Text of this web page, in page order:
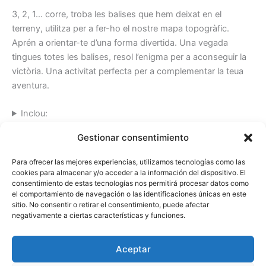
Gestionar consentimiento
Para ofrecer las mejores experiencias, utilizamos tecnologías como las
cookies para almacenar y/o acceder a la información del dispositivo. El
consentimiento de estas tecnologías nos permitirá procesar datos como
el comportamiento de navegación o las identificaciones únicas en este
sitio. No consentir o retirar el consentimiento, puede afectar
negativamente a ciertas características y funciones.
Aceptar
3, 2, 1… corre, troba les balises que hem deixat en el
terreny, utilitza per a fer-ho el nostre mapa topogràfic.
Aprén a orientar-te d’una forma divertida. Una vegada
tingues totes les balises, resol l’enigma per a aconseguir la
victòria. Una activitat perfecta per a complementar la teua
aventura.
Inclou:
Has de portar:
Política de privacitat
Condicions de Contratació
Cookies
Tractament de dades
Avís legal